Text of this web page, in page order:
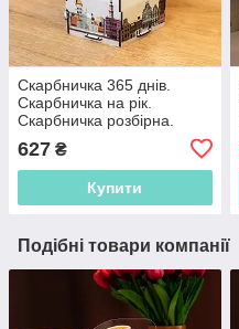
Скарбничка 365 днів.
Скарбничка на рік.
Скарбничка розбірна.
Копілка. Копилка
627 ₴
Купити
Подібні товари компанії